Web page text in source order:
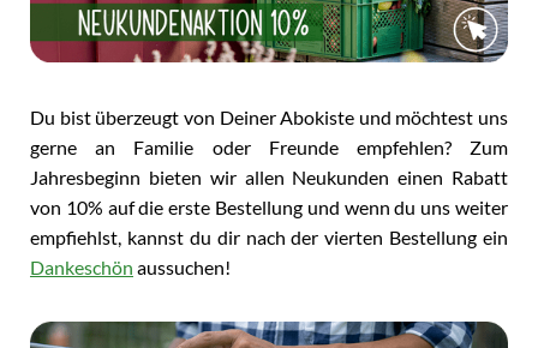
Du bist überzeugt von Deiner Abokiste und möchtest uns
gerne an Familie oder Freunde empfehlen? Zum
Jahresbeginn bieten wir allen Neukunden einen Rabatt
von 10% auf die erste Bestellung und wenn du uns weiter
empfiehlst, kannst du dir nach der vierten Bestellung ein
Dankeschön aussuchen!